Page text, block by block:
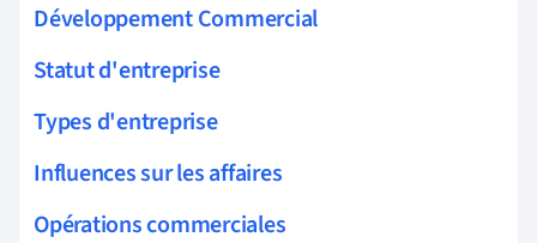
Développement Commercial
Statut d'entreprise
Types d'entreprise
Influences sur les affaires
Opérations commerciales